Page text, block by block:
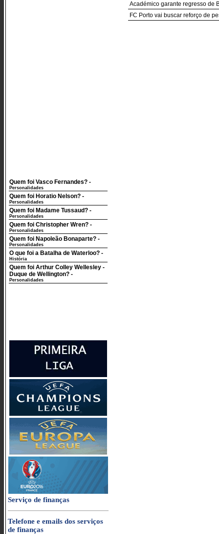
Quem foi Vasco Fernandes? -
Personalidades
Quem foi Horatio Nelson? -
Personalidades
Quem foi Madame Tussaud? -
Personalidades
Quem foi Christopher Wren? -
Personalidades
Quem foi Napoleão Bonaparte? -
Personalidades
O que foi a Batalha de Waterloo? -
História
Quem foi Arthur Colley Wellesley -
Duque de Wellington? -
Personalidades
Serviço de finanças
Telefone e emails dos serviços
de finanças
Académico garante regresso de
FC Porto vai buscar reforço de